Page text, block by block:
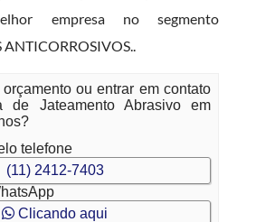
empresa no segmento
ANTICORROSIVOS..
ou entrar em contato
de Jateamento Abrasivo em
telefone
(11) 2412-7403
Clicando aqui